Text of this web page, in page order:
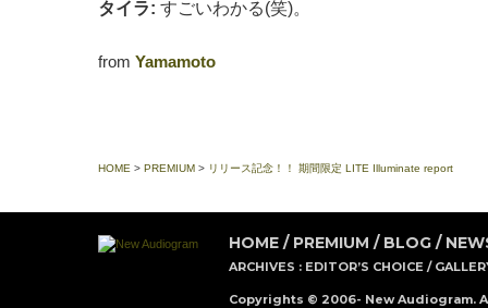
タイラ: すごいわかる(笑)。
from Yamamoto
HOME > PREMIUM > リリース記念！！ 期間限定 LITE Illuminate report
HOME / PREMIUM / BLOG /
ARCHIVES : EDITOR’S CHOICE /
Copyrights © 2006- New Audiogram.